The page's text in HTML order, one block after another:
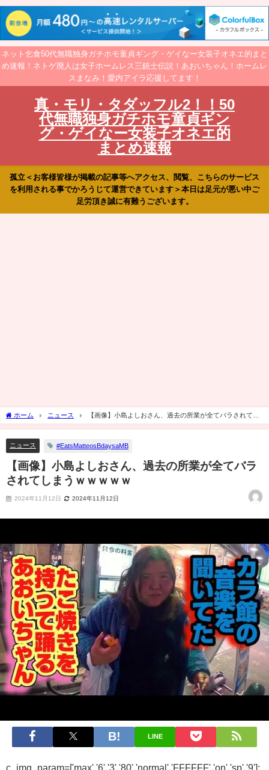
ネット乞食50代無職独身ガチホモ童貞ギング・ゲイなー女装子オネエ的まと
め速報！ネトゲ廃人は女子ホームレス三銃士伝説！あおいちゃん！ホームレ
スまなみ！愛内アイラ応援してます！
真・モリ・タダッフル2！！50
代無職独身ガチホモ童貞ギン
グ・ゲイなー女装子オネエ的
まとめ速報
孤立＜お客様皆様が掲載の記事等へアクセス、閲覧、こちらのサービス
を利用される事でかろうじて運営できています＞本日は足元が悪い中ご
足労頂き誠に有難うございます。
ホーム ニュース
【画像】小島よしおさん、過去の所業が全てバラされてし
まうｗｗｗｗｗ
ニュース #EatsMatteosBdaysaMB
【画像】小島よしおさん、過去の所業が全てバラ
されてしまうｗｗｗｗｗ
2024年11月12日 2024年11月12日
LINE
c_img_param=['max','6','3','80','normal','FFFFFF','on','sp','9'];